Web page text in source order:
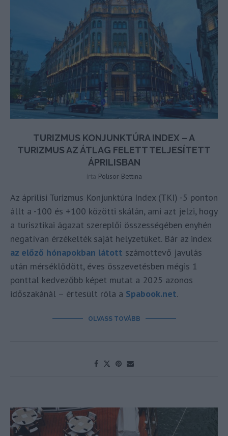
TURIZMUS KONJUNKTÚRA INDEX – A
TURIZMUS AZ ÁTLAG FELETT TELJESÍTETT
ÁPRILISBAN
írta Polisor Bettina
Az áprilisi Turizmus Konjunktúra Index (TKI) -5 ponton
állt a -100 és +100 közötti skálán, ami azt jelzi, hogy
a turisztikai ágazat szereplői összességében enyhén
negatívan érzékelték saját helyzetüket. Bár az index
az előző hónapokban látott számottevő javulás
után mérséklődött, éves összevetésben mégis 1
ponttal kedvezőbb képet mutat a 2025 azonos
időszakánál – értesült róla a Spabook.net.
OLVASS TOVÁBB